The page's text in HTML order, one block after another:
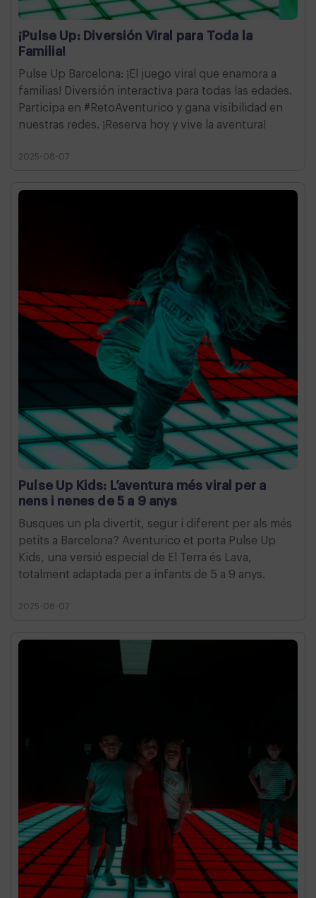
¡Pulse Up: Diversión Viral para Toda la
Familia!
Pulse Up Barcelona: ¡El juego viral que enamora a
familias! Diversión interactiva para todas las edades.
Participa en #RetoAventurico y gana visibilidad en
nuestras redes. ¡Reserva hoy y vive la aventura!
2025-08-07
Pulse Up Kids: L’aventura més viral per a
nens i nenes de 5 a 9 anys
Busques un pla divertit, segur i diferent per als més
petits a Barcelona? Aventurico et porta Pulse Up
Kids, una versió especial de El Terra és Lava,
totalment adaptada per a infants de 5 a 9 anys.
2025-08-07